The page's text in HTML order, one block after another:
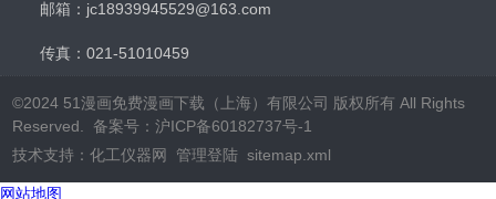
邮箱：jc18939945529@163.com
传真：021-51010459
©2024 51漫画免费漫画下载（上海）有限公司 版权所有 All Rights
Reserved. 备案号：沪ICP备60182737号-1
技术支持：化工仪器网 管理登陆 sitemap.xml
网站地图